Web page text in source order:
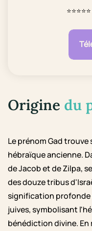
⭐⭐⭐⭐⭐
Origine du
Le prénom Gad
hébraïque ancienne.
de Jacob et de Zilpa,
des douze tribus
signification profonde
juives, symbolisant
bénédiction divine. En